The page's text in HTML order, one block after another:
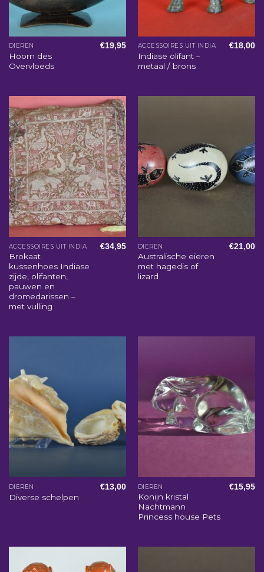
DIEREN
Hoorn des
Overvloeds
€19,95 ACCESSOIRES UIT INDIA
Indiase olifant –
metaal / brons
€18,00
ACCESSOIRES UIT INDIA
Brokaat
kussenhoes Indiase
zijde, olifanten,
pauwen en
dromedarissen –
met vulling
€34,95 DIEREN
Australische eieren
met hagedis of
lizard
€21,00
DIEREN
Diverse schelpen
€13,00 DIEREN
Konijn kristal
Nachtmann
Princess house Pets
€15,95